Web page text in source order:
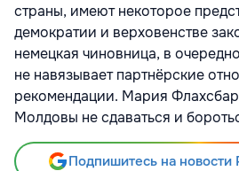
страны, имеют некоторое
демократии и верховенстве
немецкая чиновница, в
не навязывает партнёрские
рекомендации. Мария
Молдовы не сдаваться и
Подпишитесь на новости